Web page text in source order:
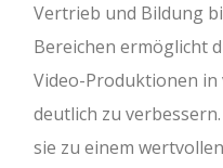
Vertrieb und Bildung
Bereichen ermöglicht
Video-Produktionen in
deutlich zu
sie zu einem